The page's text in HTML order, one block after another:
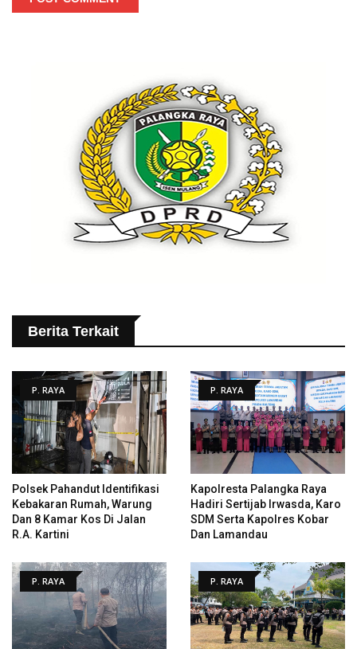
Berita Terkait
P. RAYA
Polsek Pahandut Identifikasi
Kebakaran Rumah, Warung
Dan 8 Kamar Kos Di Jalan
R.A. Kartini
P. RAYA
Kapolresta Palangka Raya
Hadiri Sertijab Irwasda, Karo
SDM Serta Kapolres Kobar
Dan Lamandau
P. RAYA P. RAYA